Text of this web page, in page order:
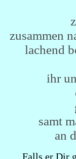
zusammen
lachend
ihr
samt
an
Falls er Dir